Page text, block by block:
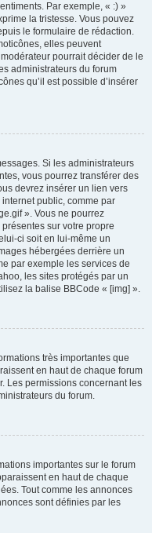
Par exemple, « :) »
la tristesse. Vous pouvez
le formulaire de rédaction.
elles peuvent
pourrait décider de le
administrateurs du forum
qu’il est possible d’insérer
Si les administrateurs
vous pourrez transférer des
devrez insérer un lien vers
public, comme par
». Vous ne pourrez
sur votre propre
ci soit en lui-même un
hébergées derrière un
par exemple les services de
les sites protégés par un
la balise BBCode « [img] ».
très importantes que
en haut de chaque forum
Les permissions concernant les
du forum.
importantes sur le forum
en haut de chaque
Tout comme les annonces
sont définies par les